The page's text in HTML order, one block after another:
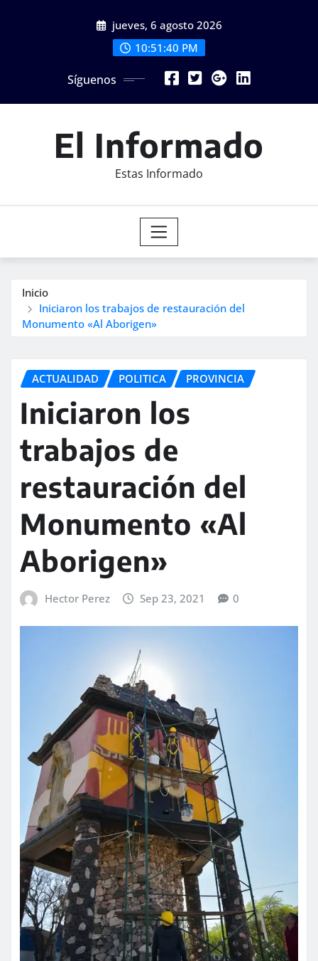
jueves, 6 agosto 2026
10:51:42 PM
Síguenos
El Informado
Estas Informado
Inicio
Iniciaron los trabajos de restauración del
Monumento «Al Aborigen»
ACTUALIDAD POLITICA PROVINCIA
Iniciaron los
trabajos de
restauración del
Monumento «Al
Aborigen»
Hector Perez Sep 23, 2021 0